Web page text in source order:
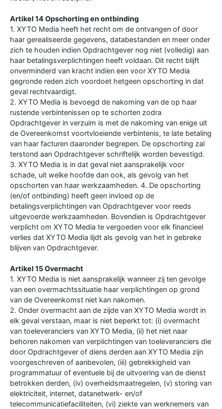
Artikel 14 Opschorting en ontbinding
1. XYTO Media heeft het recht om de ontvangen of door
haar gerealiseerde gegevens, databestanden en meer onder
zich te houden indien Opdrachtgever nog niet (volledig) aan
haar betalingsverplichtingen heeft voldaan. Dit recht blijft
onverminderd van kracht indien een voor XYTO Media
gegronde reden zich voordoet hetgeen opschorting in dat
geval rechtvaardigt.
2. XYTO Media is bevoegd de nakoming van de op haar
rustende verbintenissen op te schorten zodra
Opdrachtgever in verzuim is met de nakoming van enige uit
de Overeenkomst voortvloeiende verbintenis, te late betaling
van haar facturen daaronder begrepen. De opschorting zal
terstond aan Opdrachtgever schriftelijk worden bevestigd.
3. XYTO Media is in dat geval niet aansprakelijk voor
schade, uit welke hoofde dan ook, als gevolg van het
opschorten van haar werkzaamheden. 4. De opschorting
(en/of ontbinding) heeft geen invloed op de
betalingsverplichtingen van Opdrachtgever voor reeds
uitgevoerde werkzaamheden. Bovendien is Opdrachtgever
verplicht om XYTO Media te vergoeden voor elk financieel
verlies dat XYTO Media lijdt als gevolg van het in gebreke
blijven van Opdrachtgever.
Artikel 15 Overmacht
1. XYTO Media is niet aansprakelijk wanneer zij ten gevolge
van een overmachtssituatie haar verplichtingen op grond
van de Overeenkomst niet kan nakomen.
2. Onder overmacht aan de zijde van XYTO Media wordt in
elk geval verstaan, maar is niet beperkt tot: (i) overmacht
van toeleveranciers van XYTO Media, (ii) het niet naar
behoren nakomen van verplichtingen van toeleveranciers die
door Opdrachtgever of diens derden aan XYTO Media zijn
voorgeschreven of aanbevolen, (iii) gebrekkigheid van
programmatuur of eventuele bij de uitvoering van de dienst
betrokken derden, (iv) overheidsmaatregelen, (v) storing van
elektriciteit, internet, datanetwerk- en/of
telecommunicatiefaciliteiten, (vi) ziekte van werknemers van